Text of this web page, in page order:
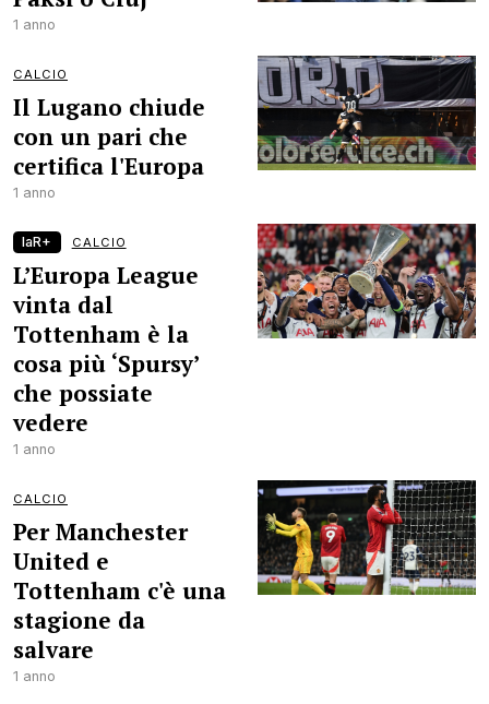
1 anno
CALCIO
Il Lugano chiude
con un pari che
certifica l'Europa
1 anno
laR+ CALCIO
L’Europa League
vinta dal
Tottenham è la
cosa più ‘Spursy’
che possiate
vedere
1 anno
CALCIO
Per Manchester
United e
Tottenham c'è una
stagione da
salvare
1 anno